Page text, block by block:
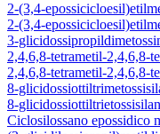
2-(3,4-
2-(3,4-
3-
2,4,6,8-tetrametil-2,4,6,8-
2,4,6,8-tetrametil-2,4,6,8-
8-
8-
Ciclosilossano epossidico